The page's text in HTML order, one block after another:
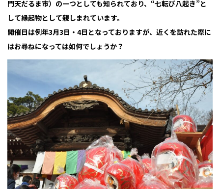
門天だるま市）の一つとしても知られており、“七転び八起き”と
して縁起物として親しまれています。
開催日は例年3月3日・4日となっておりますが、近くを訪れた際に
はお尋ねになっては如何でしょうか？